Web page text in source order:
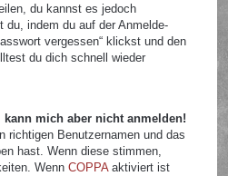
du kannst es jedoch
indem du auf der Anmelde-
vergessen“ klickst und den
du dich schnell wieder
mich aber nicht anmelden!
richtigen Benutzernamen und das
hast. Wenn diese stimmen,
WennCOPPAaktiviert ist